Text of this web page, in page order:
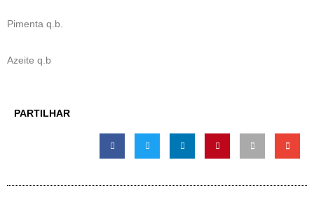
Pimenta q.b.
Azeite q.b
PARTILHAR